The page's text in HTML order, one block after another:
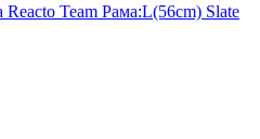
Team Рама:L(56cm) Slate